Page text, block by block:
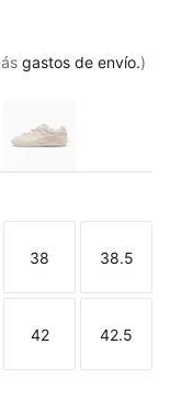
gastos de envío.)
White
PUMA White
Snow-PUMA
Jasmine
Talla
38
Talla
38.5
Talla
42
Talla
42.5